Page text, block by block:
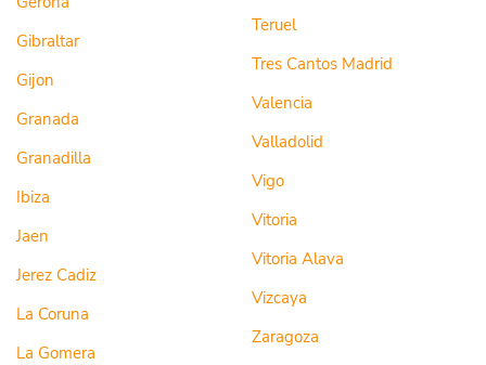
Gibraltar
Gijon
Granada
Granadilla
Ibiza
Jaen
Jerez Cadiz
La Coruna
La Gomera
Teruel
Tres Cantos Madrid
Valencia
Valladolid
Vigo
Vitoria
Vitoria Alava
Vizcaya
Zaragoza